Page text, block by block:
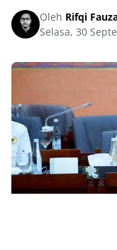
Oleh Rifqi
Selasa, 30